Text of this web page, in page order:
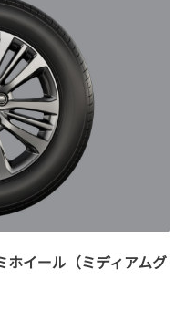
イール（ミディアムグ